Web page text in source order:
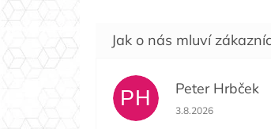
PH Peter Hrbček
Hodnocení
3.8.2026